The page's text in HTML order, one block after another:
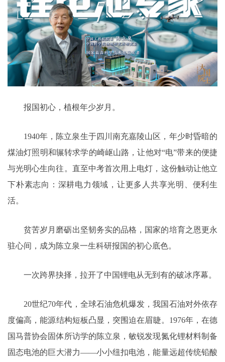
报国初心，植根年少岁月。
1940年，陈立泉生于四川南充嘉陵山区，年少时昏暗的
煤油灯照明和辗转求学的崎岖山路，让他对“电”带来的便捷
与光明心生向往。直至中考首次用上电灯，这份触动让他立
下朴素志向：深耕电力领域，让更多人共享光明、便利生
活。
贫苦岁月磨砺出坚韧务实的品格，国家的培育之恩更永
驻心间，成为陈立泉一生科研报国的初心底色。
一次跨界抉择，拉开了中国锂电从无到有的破冰序幕。
20世纪70年代，全球石油危机爆发，我国石油对外依存
度偏高，能源结构短板凸显，突围迫在眉睫。1976年，在德
国马普协会固体所访学的陈立泉，敏锐发现氮化锂材料制备
固态电池的巨大潜力——小小纽扣电池，能量远超传统铅酸